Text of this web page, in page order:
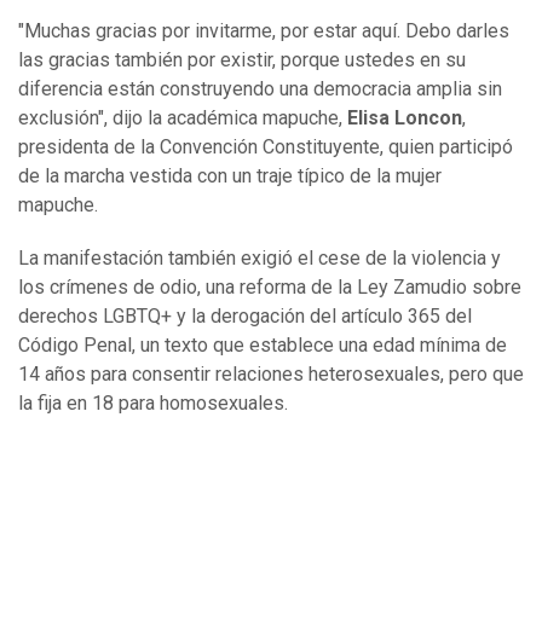
"Muchas gracias por invitarme, por estar aquí. Debo darles
las gracias también por existir, porque ustedes en su
diferencia están construyendo una democracia amplia sin
exclusión", dijo la académica mapuche, Elisa Loncon,
presidenta de la Convención Constituyente, quien participó
de la marcha vestida con un traje típico de la mujer
mapuche.
La manifestación también exigió el cese de la violencia y
los crímenes de odio, una reforma de la Ley Zamudio sobre
derechos LGBTQ+ y la derogación del artículo 365 del
Código Penal, un texto que establece una edad mínima de
14 años para consentir relaciones heterosexuales, pero que
la fija en 18 para homosexuales.